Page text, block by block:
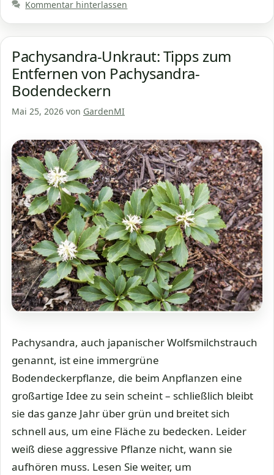
Kommentar hinterlassen
Pachysandra-Unkraut: Tipps zum
Entfernen von Pachysandra-
Bodendeckern
Mai 25, 2026 von GardenMI
Pachysandra, auch japanischer Wolfsmilchstrauch
genannt, ist eine immergrüne
Bodendeckerpflanze, die beim Anpflanzen eine
großartige Idee zu sein scheint – schließlich bleibt
sie das ganze Jahr über grün und breitet sich
schnell aus, um eine Fläche zu bedecken. Leider
weiß diese aggressive Pflanze nicht, wann sie
aufhören muss. Lesen Sie weiter, um